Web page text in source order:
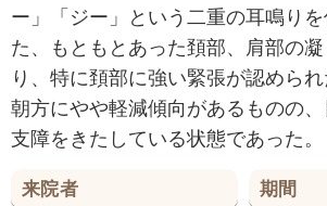
ー」「ジー」という二重の耳鳴り
た、もともとあった頚部、肩部の
り、特に頚部に強い緊張が認めら
朝方にやや軽減傾向があるものの
支障をきたしている状態であった。
来院者 期間